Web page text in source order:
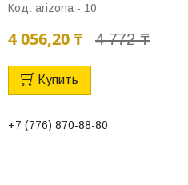
Код: arizona - 10
4 772 ₸
4 056,20 ₸
Купить
+7 (776) 870-88-80